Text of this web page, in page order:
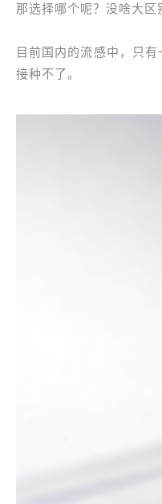
那选择哪个呢？没啥大
目前国内的流感中，只
接种不了。